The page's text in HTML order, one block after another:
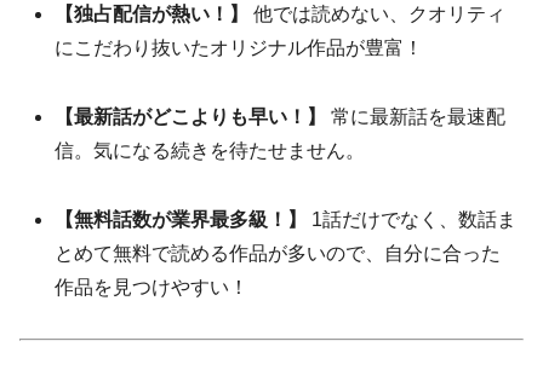
【独占配信が熱い！】
他では読めない、クオリティ
にこだわり抜いたオリジナル作品が豊富！
【最新話がどこよりも早い！】
常に最新話を最速配
信。気になる続きを待たせません。
【無料話数が業界最多級！】
1話だけでなく、数話ま
とめて無料で読める作品が多いので、自分に合った
作品を見つけやすい！